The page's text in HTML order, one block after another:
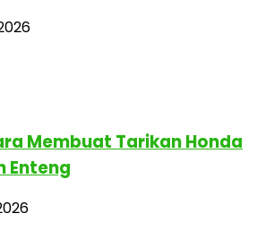
Membuat Tarikan Honda
Enteng